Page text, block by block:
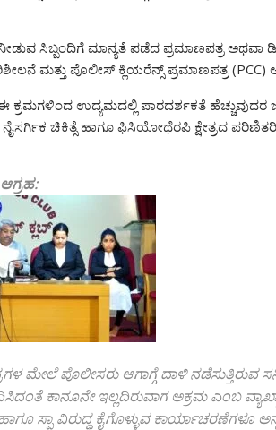
ಸಿಬ್ಬಂದಿಗೆ ಮಾನ್ಯತೆ ಪಡೆದ ಪ್ರಮಾಣಪತ್ರ ಅಥವಾ
ಮತ್ತು ಪೊಲೀಸ್ ಕ್ಲಿಯರೆನ್ಸ್ ಪ್ರಮಾಣಪತ್ರ (PCC)
ಕ್ರಮಗಳಿಂದ ಉದ್ಯಮದಲ್ಲಿ ಪಾರದರ್ಶಕತೆ
ಚಿಕಿತ್ಸೆ ಹಾಗೂ ಫಿಸಿಯೋಥೆರಪಿ ಕ್ಷೇತ್ರದ
ಮೇಲೆ ಪೊಲೀಸರು ಆಗಾಗ್ಗೆ ದಾಳಿ ನಡೆಸುತ್ತಿರುವ
ಕಾನೂನೇ ಇಲ್ಲದಿರುವಾಗ ಅಕ್ರಮ ಎಂಬ
ಸ್ಪಾ ವಿರುದ್ಧ ಕೈಗೊಳ್ಳುವ ಕಾರ್ಯಾಚರಣೆಗಳೂ